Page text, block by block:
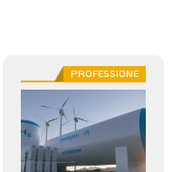
PROFESSIONE